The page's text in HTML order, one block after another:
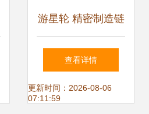
游星轮 精密制造链
条中不可或缺的“隐
形齿轮”
查看详情
更新时间：2026-08-06
07:11:59